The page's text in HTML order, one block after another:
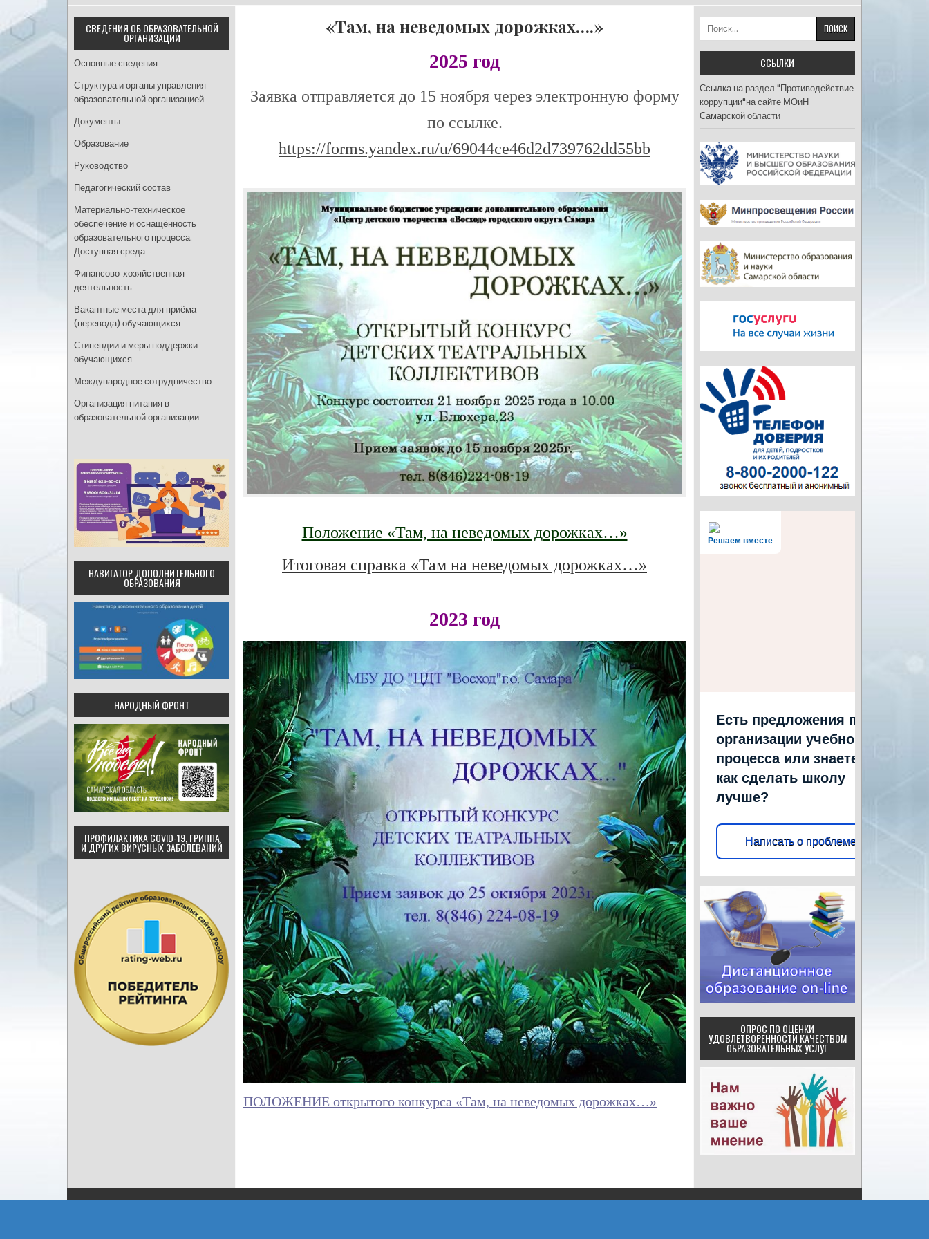
«Там, на неведомых дорожках….»
2025 год
Заявка отправляется до 15 ноября через электронную форму
по ссылке.
https://forms.yandex.ru/u/69044ce46d2d739762dd55bb
Положение «Там, на неведомых дорожках…»
Итоговая справка «Там на неведомых дорожках…»
2023 год
ПОЛОЖЕНИЕ открытого конкурса «Там, на неведомых дорожках…»
СВЕДЕНИЯ ОБ ОБРАЗОВАТЕЛЬНОЙ
ОРГАНИЗАЦИИ
Основные сведения
Структура и органы управления
образовательной организацией
Документы
Образование
Руководство
Педагогический состав
Материально-техническое
обеспечение и оснащённость
образовательного процесса.
Доступная среда
Финансово-хозяйственная
деятельность
Вакантные места для приёма
(перевода) обучающихся
Стипендии и меры поддержки
обучающихся
Международное сотрудничество
Организация питания в
образовательной организации
НАВИГАТОР ДОПОЛНИТЕЛЬНОГО
ОБРАЗОВАНИЯ
НАРОДНЫЙ ФРОНТ
ПРОФИЛАКТИКА COVID-19, ГРИППА
И ДРУГИХ ВИРУСНЫХ ЗАБОЛЕВАНИЙ
Найти:
ССЫЛКИ
Ссылка на раздел "Противодействие
коррупции"на сайте МОиН
Самарской области
Решаем вместе
Есть предложения по
организации учебного
процесса или знаете,
как сделать школу
лучше?
Написать о проблеме
ОПРОС ПО ОЦЕНКИ
УДОВЛЕТВОРЕННОСТИ КАЧЕСТВОМ
ОБРАЗОВАТЕЛЬНЫХ УСЛУГ